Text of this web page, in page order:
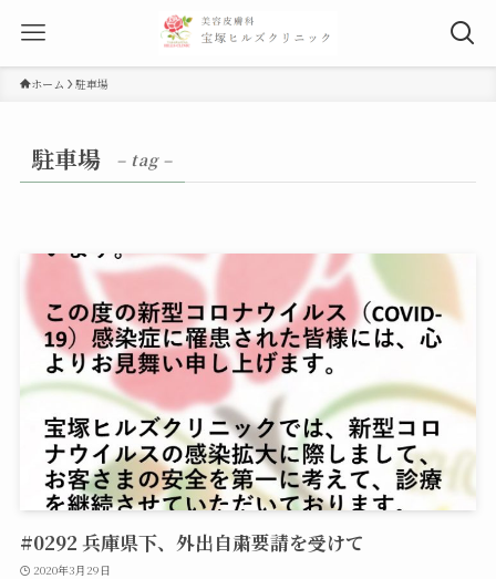
ホーム 駐車場
駐車場 – tag –
#0292 兵庫県下、外出自粛要請を受けて
2020年3月29日